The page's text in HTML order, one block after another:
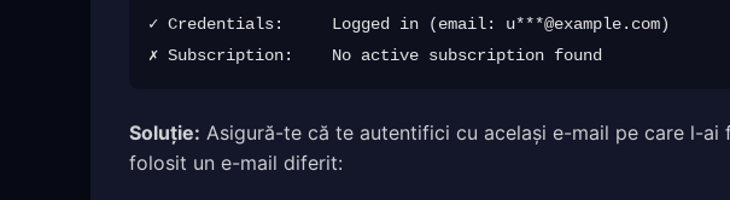
✓ Credentials:     Logged in (email: u***@example.com)
Soluție: Asigură-te că te autentifici cu același e-mail pe care l-
folosit un e-mail diferit: